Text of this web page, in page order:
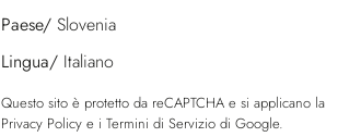
Paese/ Slovenia
Lingua/ Italiano
Questo sito è protetto da reCAPTCHA e si applicano la
Privacy Policy e i Termini di Servizio di Google.